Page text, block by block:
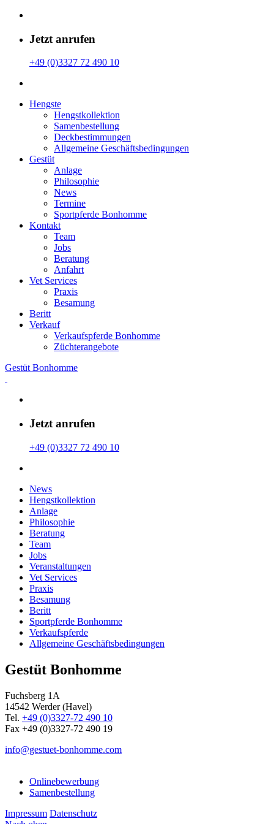
Jetzt anrufen
+49 (0)3327 72 490 10
Hengste
Hengstkollektion
Samenbestellung
Deckbestimmungen
Allgemeine Geschäfts­bedingungen
Gestüt
Anlage
Philosophie
News
Termine
Sportpferde Bonhomme
Kontakt
Team
Jobs
Beratung
Anfahrt
Vet Services
Praxis
Besamung
Beritt
Verkauf
Verkaufspferde Bonhomme
Züchterangebote
Gestüt Bonhomme
Jetzt anrufen
+49 (0)3327 72 490 10
News
Hengstkollektion
Anlage
Philosophie
Beratung
Team
Jobs
Veranstaltungen
Vet Services
Praxis
Besamung
Beritt
Sportpferde Bonhomme
Verkaufspferde
Allgemeine Geschäfts­bedingungen
Gestüt Bonhomme
Fuchsberg 1A
14542 Werder (Havel)
Tel. +49 (0)3327-72 490 10
Fax +49 (0)3327-72 490 19
info@gestuet-bonhomme.com
Onlinebewerbung
Samenbestellung
Impressum Datenschutz